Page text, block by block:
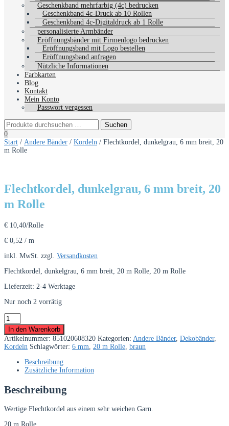
Geschenkband mehrfarbig (4c) bedrucken
Geschenkband 4c-Druck ab 10 Rollen
Geschenkband 4c-Digitaldruck ab 1 Rolle
personalisierte Armbänder
Eröffnungsbänder mit Firmenlogo bedrucken
Eröffnungsband mit Logo bestellen
Eröffnungsband anfragen
Nützliche Informationen
Farbkarten
Blog
Kontakt
Mein Konto
Passwort vergessen
0
Start / Andere Bänder / Kordeln / Flechtkordel, dunkelgrau, 6 mm breit, 20
m Rolle
Flechtkordel, dunkelgrau, 6 mm breit, 20
m Rolle
€ 10,40/Rolle
€ 0,52 / m
inkl. MwSt. zzgl. Versandkosten
Flechtkordel, dunkelgrau, 6 mm breit, 20 m Rolle, 20 m Rolle
Lieferzeit: 2-4 Werktage
Nur noch 2 vorrätig
Flechtkordel,
dunkelgrau,
6
mm
breit,
Rolle
In den Warenkorb
Artikelnummer: 851020608320 Kategorien: Andere Bänder, Dekobänder,
Kordeln Schlagwörter: 6 mm, 20 m Rolle, braun
Beschreibung
Zusätzliche Information
Beschreibung
Wertige Flechtkordel aus einem sehr weichen Garn.
20 m Rolle.